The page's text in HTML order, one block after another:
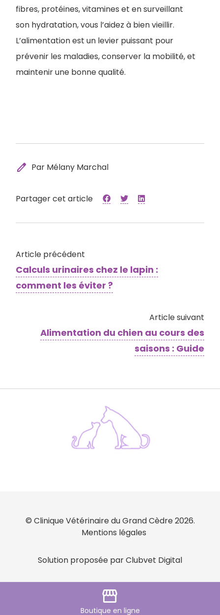
fibres, protéines, vitamines et en surveillant
son hydratation, vous l’aidez à bien vieillir.
L’alimentation est un levier puissant pour
prévenir les maladies, conserver la mobilité, et
maintenir une bonne qualité.
edit Par Mélany Marchal
Partager cet article
Article précédent
Calculs urinaires chez le lapin :
comment les éviter ?
Article suivant
Alimentation du chien au cours des
saisons : Guide
storefront
Boutique en ligne
© Clinique Vétérinaire du Grand Cèdre 2026.
Mentions légales
Solution proposée par Clubvet Digital